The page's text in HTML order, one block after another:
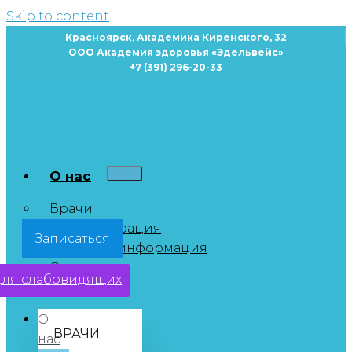
Skip to content
Красноярск, Академика Киренского, 32
ООО Академия здоровья «Эдельвейс»
+7 (391) 296-20-33
О нас
Врачи
Администрация
Полезная информация
Отзывы
О клинике
ВРАЧИ
Записаться
слабовидящих
О
нас